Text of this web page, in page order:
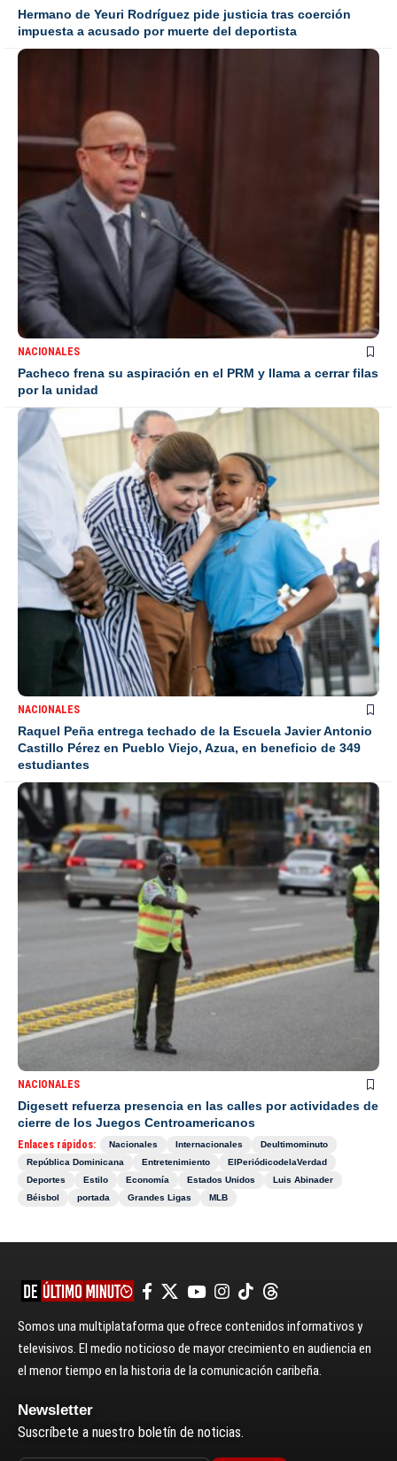
Hermano de Yeuri Rodríguez pide justicia tras coerción
impuesta a acusado por muerte del deportista
NACIONALES
Pacheco frena su aspiración en el PRM y llama a cerrar filas
por la unidad
NACIONALES
Raquel Peña entrega techado de la Escuela Javier Antonio
Castillo Pérez en Pueblo Viejo, Azua, en beneficio de 349
estudiantes
NACIONALES
Digesett refuerza presencia en las calles por actividades de
cierre de los Juegos Centroamericanos
Enlaces rápidos: Nacionales Internacionales
Deultimominuto
República Dominicana
Entretenimiento
ElPeriódicodelaVerdad
Deportes
Estilo Economía Estados Unidos
Luis Abinader
Béisbol
portada Grandes Ligas MLB
Somos una multiplataforma que ofrece contenidos informativos y
televisivos. El medio noticioso de mayor crecimiento en audiencia en
el menor tiempo en la historia de la comunicación caribeña.
Newsletter
Suscríbete a nuestro boletín de noticias.